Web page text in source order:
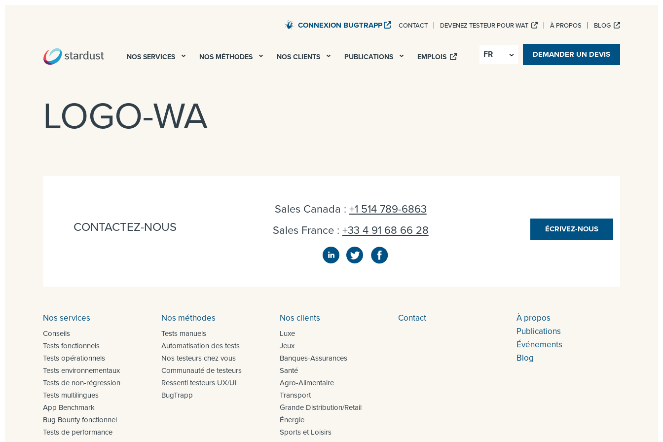
CONNEXION BUGTRAPP CONTACT DEVENEZ TESTEUR POUR WAT À PROPOS BLOG
NOS SERVICES NOS MÉTHODES NOS CLIENTS PUBLICATIONS EMPLOIS DEMANDER UN DEVIS
LOGO-WA
CONTACTEZ-NOUS
Sales Canada : +1 514 789-6863
Sales France : +33 4 91 68 66 28 ÉCRIVEZ-NOUS
Nos services
Conseils
Tests fonctionnels
Tests opérationnels
Tests environnementaux
Tests de non-régression
Tests multilingues
App Benchmark
Bug Bounty fonctionnel
Tests de performance
Nos méthodes
Tests manuels
Automatisation des tests
Nos testeurs chez vous
Communauté de testeurs
Ressenti testeurs UX/UI
BugTrapp
Nos clients
Luxe
Jeux
Banques-Assurances
Santé
Agro-Alimentaire
Transport
Grande Distribution/Retail
Énergie
Sports et Loisirs
Contact
À propos
Publications
Événements
Blog